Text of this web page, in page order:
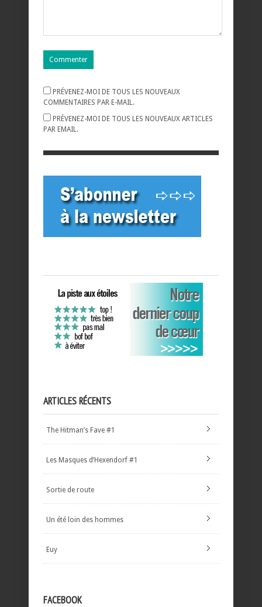
PRÉVENEZ-MOI DE TOUS LES NOUVEAUX
COMMENTAIRES PAR E-MAIL.
PRÉVENEZ-MOI DE TOUS LES NOUVEAUX ARTICLES
PAR EMAIL.
ARTICLES RÉCENTS
The Hitman’s Fave #1
Les Masques d’Hexendorf #1
Sortie de route
Un été loin des hommes
Euy
FACEBOOK